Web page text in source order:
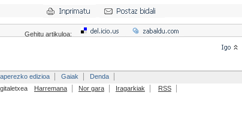
Gehitu artikuloa:
edizioa Gaiak
Denda
Harremana Nor gara Iragarkiak RSS